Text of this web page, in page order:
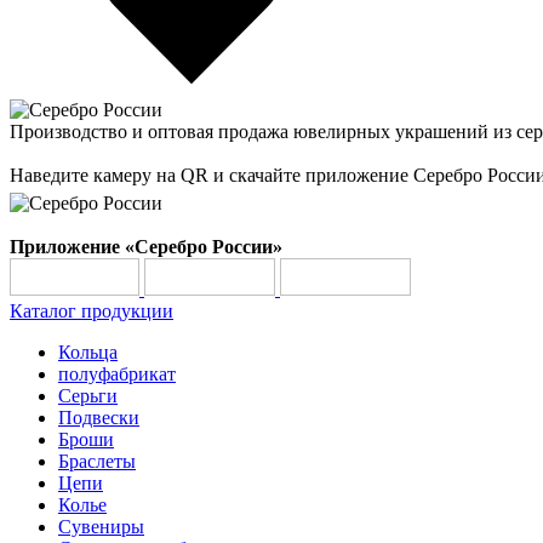
Производство и оптовая продажа ювелирных украшений из
Наведите камеру на QR и скачайте приложение Серебро
Приложение «Серебро России»
Каталог продукции
Кольца
полуфабрикат
Серьги
Подвески
Броши
Браслеты
Цепи
Колье
Сувениры